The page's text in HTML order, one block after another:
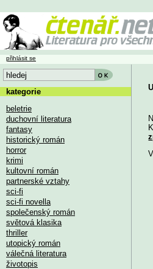
přihlásit se
kategorie
beletrie
duchovní literatura
fantasy
historický román
horror
krimi
kultovní román
partnerské vztahy
sci-fi
sci-fi novella
společenský román
světová klasika
thriller
utopický román
válečná literatura
životopis